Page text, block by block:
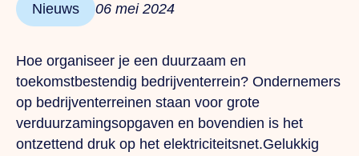
Nieuws 06 mei 2024
Hoe organiseer je een duurzaam en
toekomstbestendig bedrijventerrein? Ondernemers
op bedrijventerreinen staan voor grote
verduurzamingsopgaven en bovendien is het
ontzettend druk op het elektriciteitsnet.Gelukkig